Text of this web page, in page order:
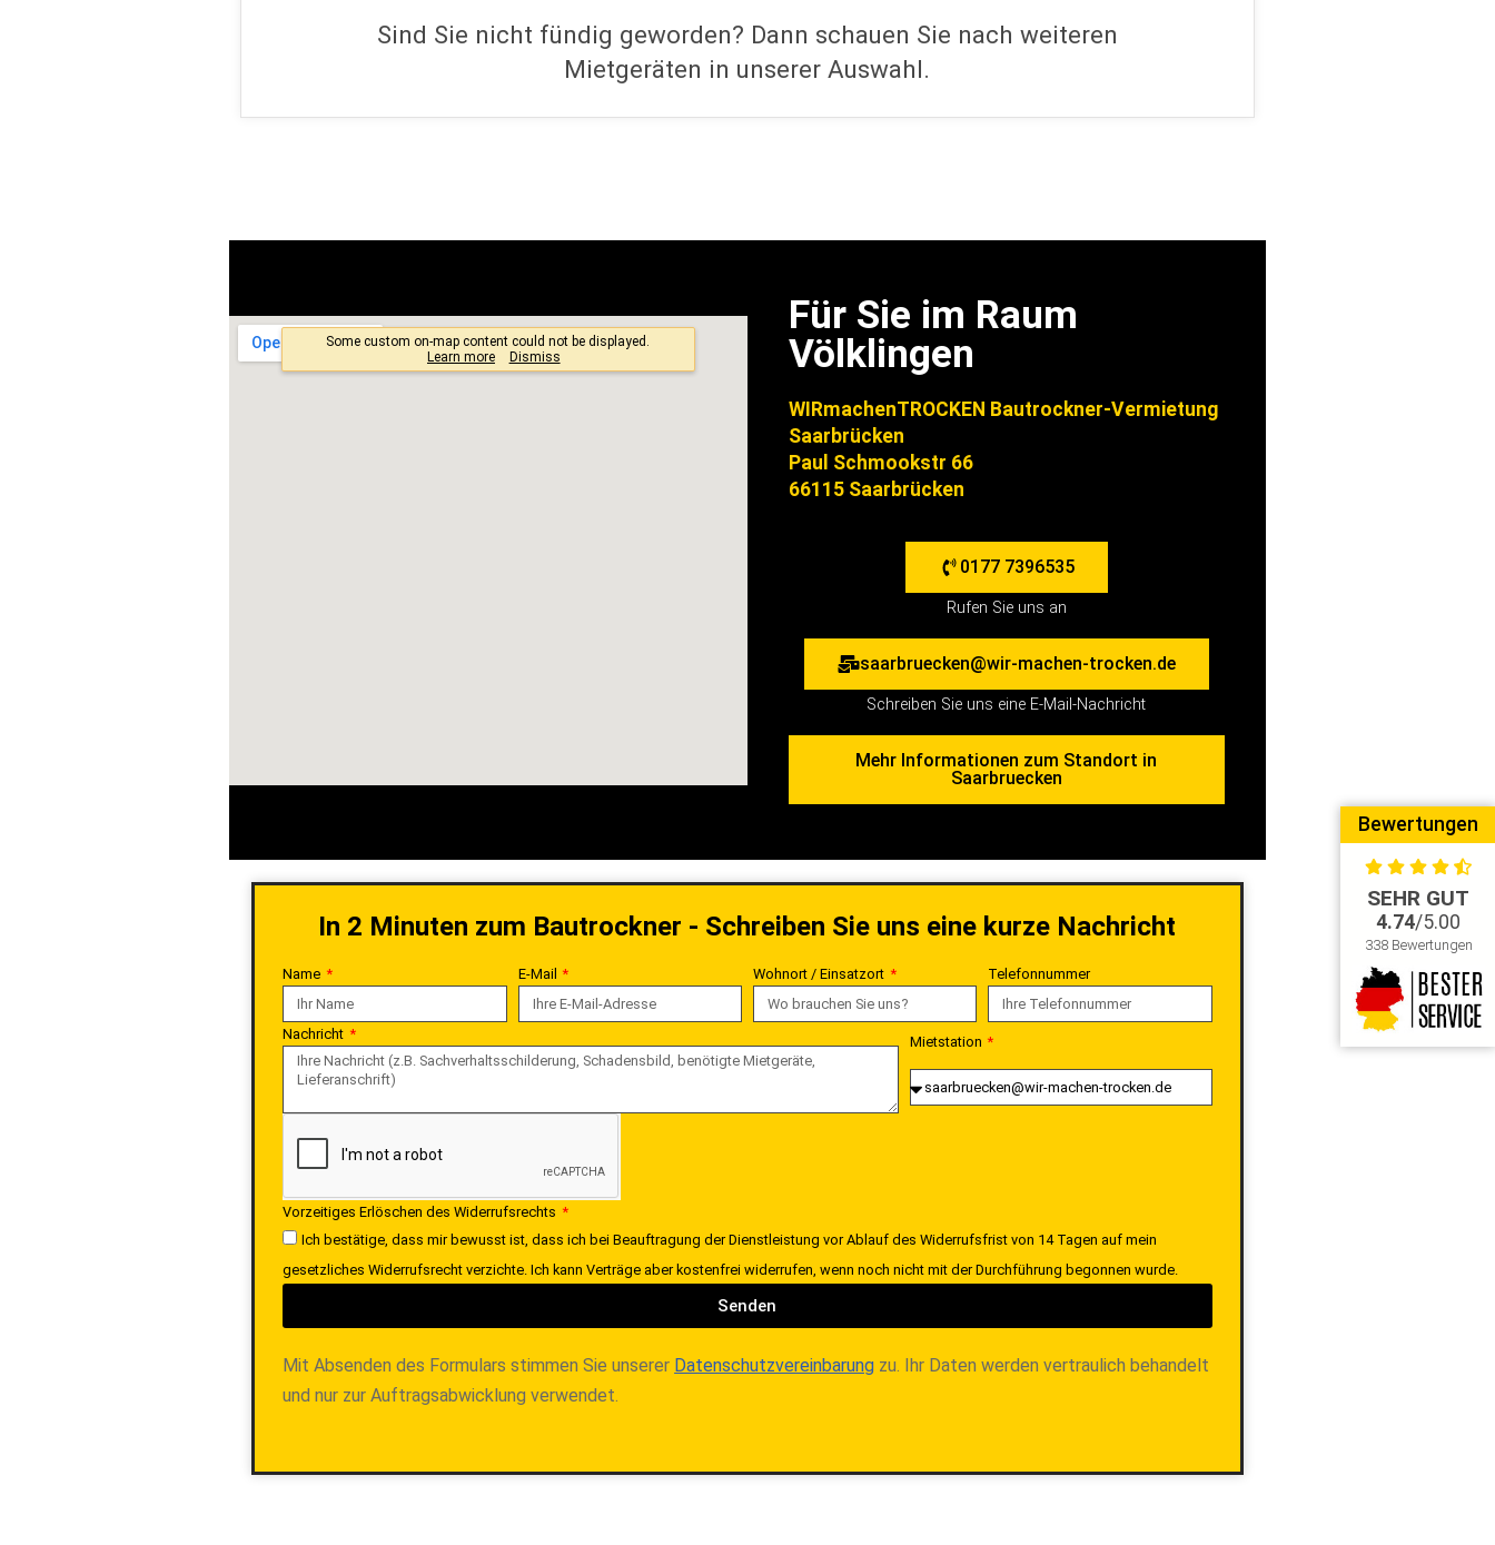
Sind Sie nicht fündig geworden? Dann schauen Sie nach weiteren
Mietgeräten in unserer Auswahl.
Für Sie im Raum
Völklingen
WIRmachenTROCKEN Bautrockner-Vermietung
Saarbrücken
Paul Schmookstr 66
66115 Saarbrücken
0177 7396535
Rufen Sie uns an
saarbruecken@wir-machen-trocken.de
Schreiben Sie uns eine E-Mail-Nachricht
Mehr Informationen zum Standort in
Saarbruecken
In 2 Minuten zum Bautrockner - Schreiben Sie uns eine kurze Nachricht
Name E-Mail Wohnort / Einsatzort Telefonnummer
Nachricht Mietstation
Vorzeitiges Erlöschen des Widerrufsrechts
Ich bestätige, dass mir bewusst ist, dass ich bei Beauftragung der Dienstleistung vor Ablauf des Widerrufsfrist von 14 Tagen auf mein
gesetzliches Widerrufsrecht verzichte. Ich kann Verträge aber kostenfrei widerrufen, wenn noch nicht mit der Durchführung begonnen wurde.
Senden
Mit Absenden des Formulars stimmen Sie unserer Datenschutzvereinbarung zu. Ihr Daten werden vertraulich behandelt
und nur zur Auftragsabwicklung verwendet.
Bewertungen
SEHR GUT
4.74/5.00
338 Bewertungen